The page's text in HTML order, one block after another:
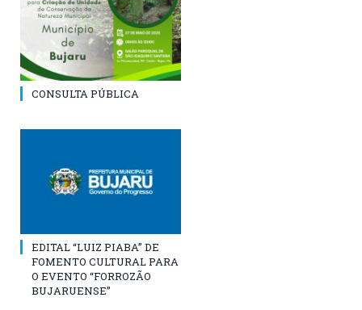
CONSULTA PÚBLICA
EDITAL “LUIZ PIABA” DE
FOMENTO CULTURAL PARA
O EVENTO “FORROZÃO
BUJARUENSE”